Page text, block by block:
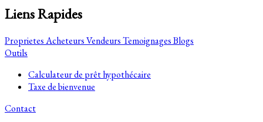
Liens Rapides
ProprietesAcheteursVendeursTemoignagesBlogs
Outils
Calculateur de prêt hypothécaire
Taxe de bienvenue
Contact